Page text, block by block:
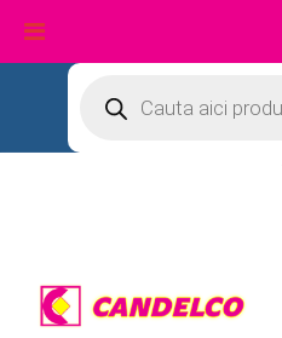
conținut
search